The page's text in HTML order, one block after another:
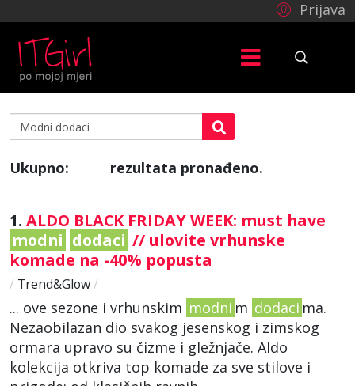
Prijava
Ukupno: rezultata pronađeno.
1. ALDO BLACK FRIDAY WEEK: must have
modni dodaci // ulovite vrhunske
komade na -40% popusta
/ Trend&Glow/
... ove sezone i vrhunskim modni m dodaci ma.
Nezaobilazan dio svakog jesenskog i zimskog
ormara upravo su čizme i gležnjače. Aldo
kolekcija otkriva top komade za sve stilove i